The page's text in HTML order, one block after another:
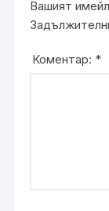
Вашият
Коментар: *